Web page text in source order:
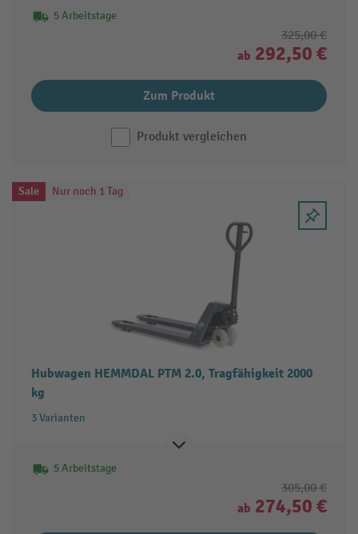
5 Arbeitstage
325,00 €
ab 292,50 €
Zum Produkt
Produkt vergleichen
Sale Nur noch 1 Tag
Hubwagen HEMMDAL PTM 2.0, Tragfähigkeit 2000
kg
3 Varianten
5 Arbeitstage
305,00 €
ab 274,50 €